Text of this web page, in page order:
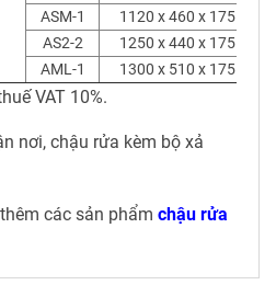
ASM-1
1120 x 460 x 175
AS2-2
1250 x 440 x 175
AML-1
1300 x 510 x 175
VAT 10%.
nơi, chậu rửa kèm bộ xả
các sản phẩm chậu rửa